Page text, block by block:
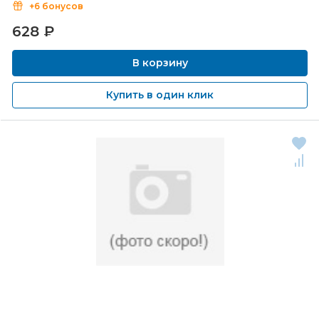
+6 бонусов
628 ₽
В корзину
Купить в один клик